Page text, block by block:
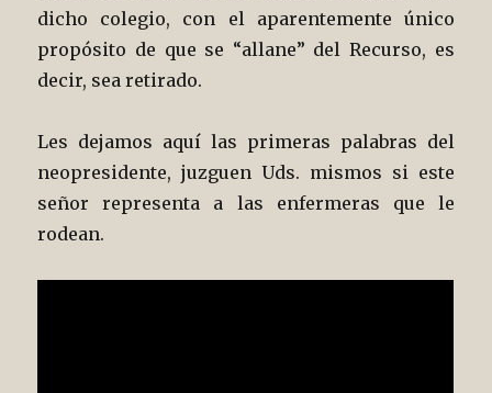
dicho colegio, con el aparentemente único
propósito de que se “allane” del Recurso, es
decir, sea retirado.
Les dejamos aquí las primeras palabras del
neopresidente, juzguen Uds. mismos si este
señor representa a las enfermeras que le
rodean.